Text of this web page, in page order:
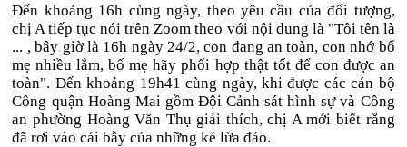
Đến khoảng 16h cùng ngày, theo yêu cầu của đối tượng,
chị A tiếp tục nói trên Zoom theo với nội dung là "Tôi tên là
... , bây giờ là 16h ngày 24/2, con đang an toàn, con nhớ bố
mẹ nhiều lắm, bố mẹ hãy phối hợp thật tốt để con được an
toàn". Đến khoảng 19h41 cùng ngày, khi được các cán bộ
Công quận Hoàng Mai gồm Đội Cảnh sát hình sự và Công
an phường Hoàng Văn Thụ giải thích, chị A mới biết rằng
đã rơi vào cái bẫy của những kẻ lừa đảo.